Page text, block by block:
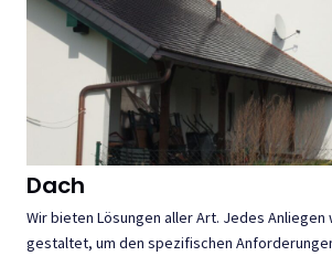
Dach
Wir bieten Lösungen aller Art. Jedes Anliegen
gestaltet, um den spezifischen